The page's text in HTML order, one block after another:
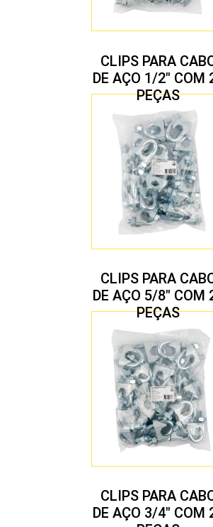
CLIPS PARA
DE AÇO 1/2″ COM
PEÇAS
CLIPS PARA
DE AÇO 5/8″ COM
PEÇAS
CLIPS PARA
DE AÇO 3/4″ COM